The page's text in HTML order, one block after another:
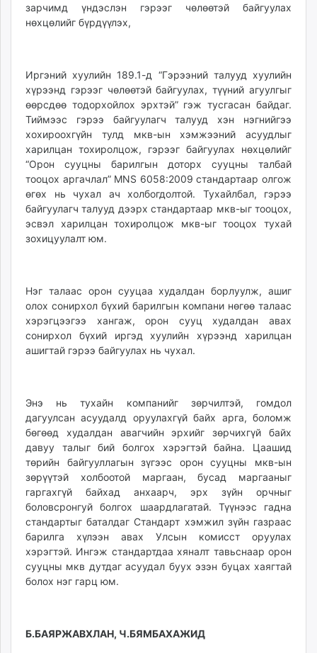
зарчимд үндэслэн гэрээг чөлөөтэй байгуулах
нөхцөлийг бүрдүүлэх,
Иргэний хуулийн 189.1-д “Гэрээний талууд хуулийн
хүрээнд гэрээг чөлөөтэй байгуулах, түүний агуулгыг
өөрсдөө тодорхойлох эрхтэй” гэж тусгасан байдаг.
Тиймээс гэрээ байгуулагч талууд хэн нэгнийгээ
хохироохгүйн тулд мкв-ын хэмжээний асуудлыг
харилцан тохиролцож, гэрээг байгуулах нөхцөлийг
“Орон сууцны барилгын доторх сууцны талбай
тооцох аргачлал” MNS 6058:2009 стандартаар олгож
өгөх нь чухал ач холбогдолтой. Тухайлбал, гэрээ
байгуулагч талууд дээрх стандартаар мкв-ыг тооцох,
эсвэл харилцан тохиролцож мкв-ыг тооцох тухай
зохицуулалт юм.
Нэг талаас орон сууцаа худалдан борлуулж, ашиг
олох сонирхол бүхий барилгын компани нөгөө талаас
хэрэгцээгээ хангаж, орон сууц ху­дал­дан авах
сонирхол бүхий иргэд хуулийн хүрээнд харилцан
ашигтай гэрээ байгуулах нь чухал.
Энэ нь тухайн компанийг зөрчилтэй, гомдол
дагуулсан асуудалд оруулахгүй байх арга, боломж
бөгөөд худалдан авагчийн эрхийг зөрчихгүй байх
давуу талыг бий болгох хэрэгтэй байна. Цаашид
төрийн байгууллагын зүгээс орон сууцны мкв-ын
зөрүүтэй холбоотой маргаан, бусад маргааныг
гаргахгүй байхад анхаарч, эрх зүйн орчныг
боловсронгуй болгох шаардлагатай. Түүнээс гадна
стандартыг баталдаг Стандарт хэмжил зүйн газраас
барилга хүлээн авах Улсын комисст оруулах
хэрэгтэй. Ингэж стандартдаа хяналт тавьснаар орон
сууцны мкв дутдаг асуудал буух эзэн буцах хаягтай
болох нэг гарц юм.
Б.БАЯРЖАВХЛАН, Ч.БЯМБАХАЖИД